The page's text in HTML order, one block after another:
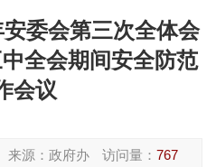
委会第三次全体会
全会期间安全防范
会议
来源：政府办 访问量：767